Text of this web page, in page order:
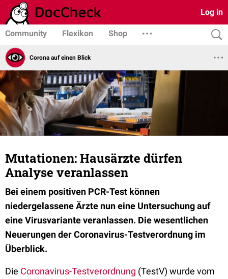
Log in
Community Flexikon Shop
Corona auf einen Blick
Mutationen: Hausärzte dürfen
Analyse veranlassen
Bei einem positiven PCR-Test können
niedergelassene Ärzte nun eine Untersuchung auf
eine Virusvariante veran­las­sen. Die wesentlichen
Neuerungen der Coronavirus-Testverordnung im
Überblick.
Die Coronavirus-Testverordnung (TestV) wurde vom